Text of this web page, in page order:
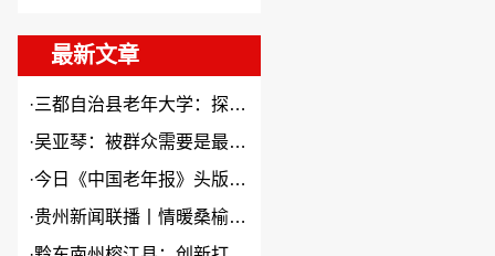
最新文章
·三都自治县老年大学：探索“N...
·吴亚琴：被群众需要是最大幸福
·今日《中国老年报》头版头条关...
·贵州新闻联播丨情暖桑榆 “银...